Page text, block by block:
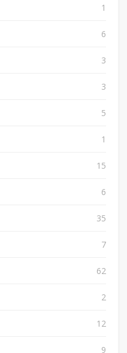
1
6
3
3
5
1
15
6
35
7
62
2
12
9